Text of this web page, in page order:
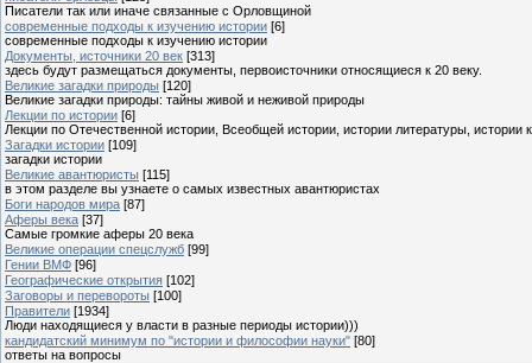
Писатели так или иначе связанные с Орловщиной
современные подходы к изучению истории [6]
современные подходы к изучению истории
Документы, источники 20 век [313]
здесь будут размещаться документы, первоисточники относящиеся к 20 веку.
Великие загадки природы [120]
Великие загадки природы: тайны живой и неживой природы
Лекции по истории [6]
Лекции по Отечественной истории, Всеобщей истории, истории литературы, истории
Загадки истории [109]
загадки истории
Великие авантюристы [115]
в этом разделе вы узнаете о самых известных авантюристах
Боги народов мира [87]
Аферы века [37]
Самые громкие аферы 20 века
Великие операции спецслужб [99]
Гении ВМФ [96]
Географические открытия [102]
Заговоры и перевороты [100]
Правители [1934]
Люди находящиеся у власти в разные периоды истории)))
кандидатский минимум по "истории и философии науки" [80]
ответы на вопросы